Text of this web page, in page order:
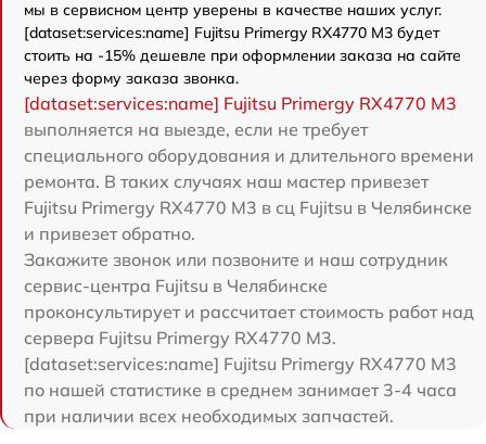
мы в сервисном центр уверены в качестве наших услуг.
[dataset:services:name] Fujitsu Primergy RX4770 M3 будет
стоить на -15% дешевле при оформлении заказа на сайте
через форму заказа звонка.
[dataset:services:name] Fujitsu Primergy RX4770 M3
выполняется на выезде, если не требует
специального оборудования и длительного времени
ремонта. В таких случаях наш мастер привезет
Fujitsu Primergy RX4770 M3 в сц Fujitsu в Челябинске
и привезет обратно.
Закажите звонок или позвоните и наш сотрудник
сервис-центра Fujitsu в Челябинске
проконсультирует и рассчитает стоимость работ над
сервера Fujitsu Primergy RX4770 M3.
[dataset:services:name] Fujitsu Primergy RX4770 M3
по нашей статистике в среднем занимает 3-4 часа
при наличии всех необходимых запчастей.